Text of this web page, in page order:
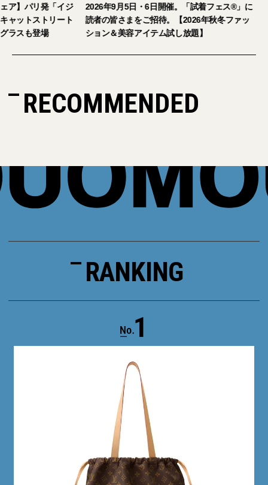
【おしゃれな大人のアイウェア】パリ発「イジ
ピジ」が国内初の旗艦店をキャットストリート
にオープン。日本限定サングラスも登場
2026年9月5日・6
読者の皆さまをご
ション＆美容アイ
RECOMMENDED
RANKING
1